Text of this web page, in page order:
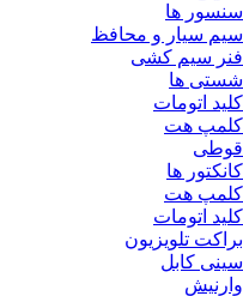
سنسور ها
سیم سیار و محافظ
فنر سیم کشی
شستی ها
کلید اتومات
کلمپ هت
قوطی
کانکتور ها
کلمپ هت
کلید اتومات
براکت تلویزیون
سینی کابل
وارنیش